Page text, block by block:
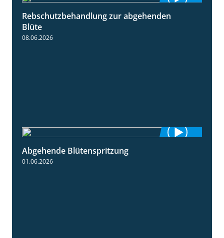
3:06
Rebschutzbehandlung zur abgehenden
Blüte
08.06.2026
Abgehende Blütenspritzung
01.06.2026